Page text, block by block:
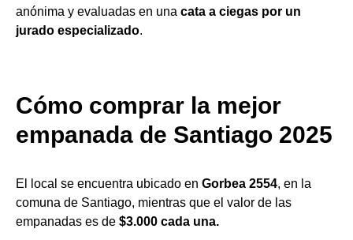
anónima y evaluadas en una cata a ciegas por un
jurado especializado.
Cómo comprar la mejor
empanada de Santiago 2025
El local se encuentra ubicado en Gorbea 2554, en la
comuna de Santiago, mientras que el valor de las
empanadas es de $3.000 cada una.